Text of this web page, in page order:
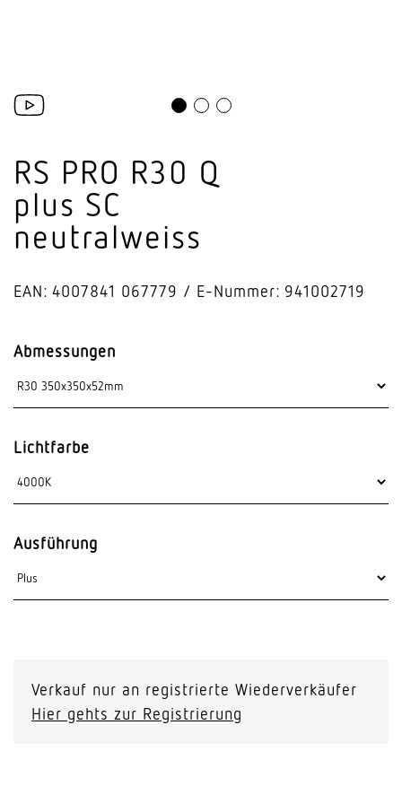
RS PRO R30 Q
plus SC
neutralweiss
EAN: 4007841 067779 E-Nummer: 941002719
Abmessungen
Lichtfarbe
Ausführung
Verkauf nur an registrierte Wiederverkäufer
Hier gehts zur Registrierung